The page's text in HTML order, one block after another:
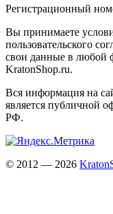
Регистрационный
Вы принимаете
пользовательского
свои данные в любой
KratonShop.ru.
Вся информация на
является публичной
РФ.
© 2012 — 2026